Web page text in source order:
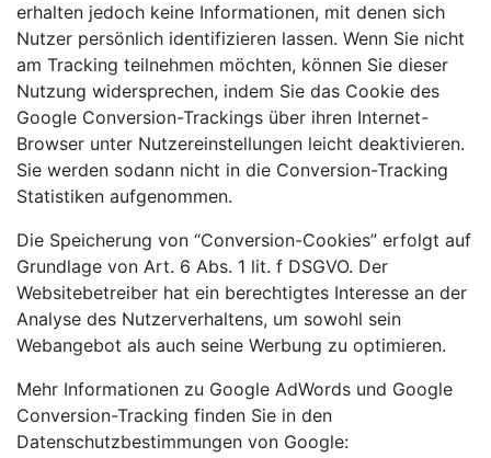
erhalten jedoch keine Informationen, mit denen sich
Nutzer persönlich identifizieren lassen. Wenn Sie nicht
am Tracking teilnehmen möchten, können Sie dieser
Nutzung widersprechen, indem Sie das Cookie des
Google Conversion-Trackings über ihren Internet-
Browser unter Nutzereinstellungen leicht deaktivieren.
Sie werden sodann nicht in die Conversion-Tracking
Statistiken aufgenommen.
Die Speicherung von “Conversion-Cookies” erfolgt auf
Grundlage von Art. 6 Abs. 1 lit. f DSGVO. Der
Websitebetreiber hat ein berechtigtes Interesse an der
Analyse des Nutzerverhaltens, um sowohl sein
Webangebot als auch seine Werbung zu optimieren.
Mehr Informationen zu Google AdWords und Google
Conversion-Tracking finden Sie in den
Datenschutzbestimmungen von Google: